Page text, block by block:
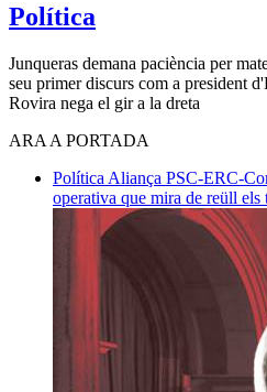
Política
Junqueras demana paciència per
seu primer discurs com a president
Rovira nega el gir a la dreta
ARA A PORTADA
Política Aliança PSC-ERC-
operativa que mira de reüll els